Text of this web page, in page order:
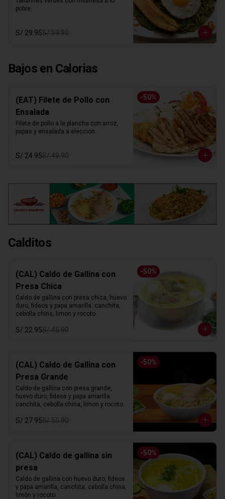
pobre.
S/ 29.95S/ 59.90
Bajos en Calorias
-50%
(EAT) Filete de Pollo con
Ensalada
Filete de pollo a la plancha con arroz,
papas y ensalada a eleccion.
S/ 24.95S/ 49.90
Calditos
-50%
(CAL) Caldo de Gallina con
Presa Chica
Caldo de gallina con presa chica, huevo
duro, fideos y papa amarilla. canchita,
cebolla china, limon y rocoto.
S/ 22.95S/ 45.90
-50%
(CAL) Caldo de Gallina con
Presa Grande
Caldo de gallina con presa grande,
huevo duro, fideos y papa amarilla.
canchita, cebolla china, limon y rocoto.
S/ 27.95S/ 55.90
-50%
(CAL) Caldo de gallina sin
presa
Caldo de gallina con huevo duro, fideos
y papa amarilla, canchita, cebolla china,
limón y rocoto.